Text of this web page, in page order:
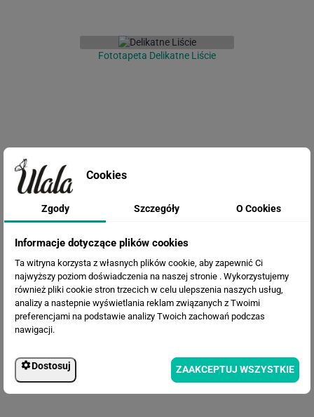
Fototapeta Delikatne Liście
Fototapeta Trawa pampasowa
Fototapeta Liście i kwiaty lotosu
Cookies
Zgody Szczegóły O Cookies
Informacje dotyczące plików cookies
Ta witryna korzysta z własnych plików cookie, aby zapewnić Ci
najwyższy poziom doświadczenia na naszej stronie . Wykorzystujemy
również pliki cookie stron trzecich w celu ulepszenia naszych usług,
analizy a nastepnie wyświetlania reklam związanych z Twoimi
preferencjami na podstawie analizy Twoich zachowań podczas
nawigacji.
Dostosuj ZAAKCEPTUJ WSZYSTKIE